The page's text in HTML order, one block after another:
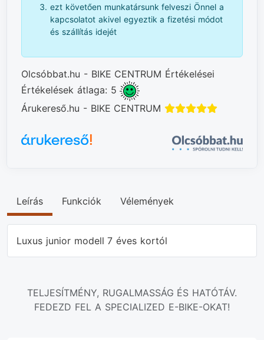
ezt követően munkatársunk felveszi Önnel a
kapcsolatot akivel egyeztik a fizetési módot
és szállítás idejét
Olcsóbbat.hu - BIKE CENTRUM Értékelései
Értékelések átlaga: 5
Árukereső.hu - BIKE CENTRUM
Leírás Funkciók Vélemények
Luxus junior modell 7 éves kortól
TELJESÍTMÉNY, RUGALMASSÁG ÉS HATÓTÁV.
FEDEZD FEL A SPECIALIZED E-BIKE-OKAT!